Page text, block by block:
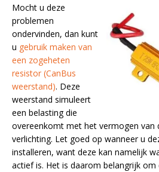
Mocht u deze
problemen
ondervinden, dan kunt
u gebruik maken van
een zogeheten
resistor (CanBus
weerstand). Deze
weerstand simuleert
een belasting die
overeenkomt met het vermogen van
verlichting. Let goed op wanneer u
installeren, want deze kan namelijk
actief is. Het is daarom belangrijk